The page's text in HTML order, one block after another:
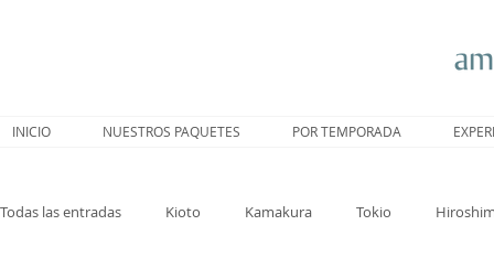
INICIO NUESTROS PAQUETES POR TEMPORADA
Todas las entradas Kioto Kamakura Tokio